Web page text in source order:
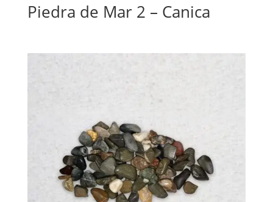
Piedra de Mar 2 – Canica